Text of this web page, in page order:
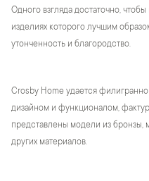
Одного взгляда достаточно,
изделиях которого лучшим
утонченность и благородство.
Crosby Home удается
дизайном и функционалом,
представлены модели из бронзы,
других материалов.